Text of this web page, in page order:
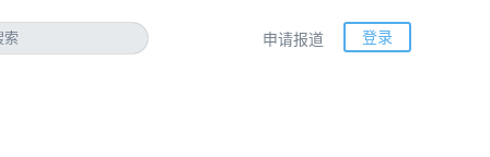
申请报道 登录